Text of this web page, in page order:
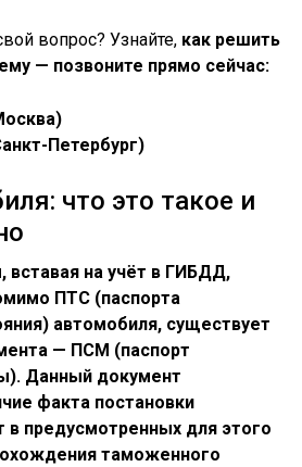
вопрос? Узнайте, как решить
— позвоните прямо сейчас:
Петербург)
что это такое и
вставая на учёт в ГИБДД,
ПТС (паспорта
автомобиля, существует
— ПСМ (паспорт
Данный документ
факта постановки
в предусмотренных для этого
таможенного